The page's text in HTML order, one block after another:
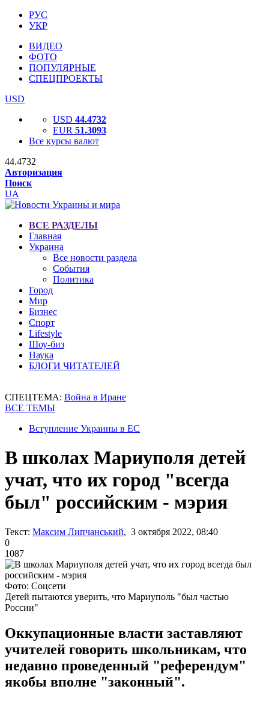
РУС
УКР
ВИДЕО
ФОТО
ПОПУЛЯРНЫЕ
СПЕЦПРОЕКТЫ
USD
USD 44.4732
EUR 51.3093
Все курсы валют
44.4732
Авторизация
Поиск
UA
ВСЕ РАЗДЕЛЫ
Главная
Украина
Все новости раздела
События
Политика
Город
Мир
Бизнес
Спорт
Lifestyle
Шоу-биз
Наука
БЛОГИ ЧИТАТЕЛЕЙ
СПЕЦТЕМА: Война в Иране
ВСЕ ТЕМЫ
Вступление Украины в ЕС
В школах Мариуполя детей
учат, что их город "всегда
был" российским - мэрия
Текст: Максим Липчанський, 3 октября 2022, 08:40
0
1087
Фото: Соцсети
Детей пытаются уверить, что Мариуполь "был частью
России"
Оккупационные власти заставляют
учителей говорить школьникам, что
недавно проведенный "референдум"
якобы вполне "законный".